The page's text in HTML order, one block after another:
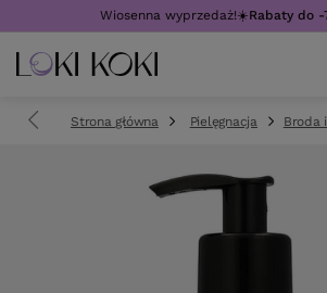
Wiosenna wyprzedaż!☀️Rabaty do -
Strona główna Pielęgnacja Broda